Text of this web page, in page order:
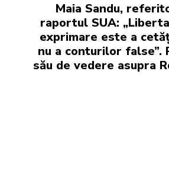
Maia Sandu,
raportul SUA:
exprimare este a
nu a conturilor false”.
său de vedere asupra